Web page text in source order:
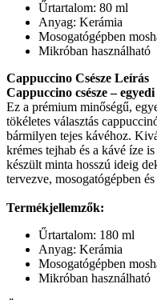
Űrtartalom: 80 ml
Anyag: Kerámia
Mosogatógépben
Mikróban használható
Cappuccino Csésze Leírás
Cappuccino csésze –
Ez a prémium minőségű,
tökéletes választás
bármilyen tejes kávéhoz.
krémes tejhab és a kávé íze
készült minta hosszú ideig
tervezve, mosogatógépben
Termékjellemzők:
Űrtartalom: 180 ml
Anyag: Kerámia
Mosogatógépben
Mikróban használható